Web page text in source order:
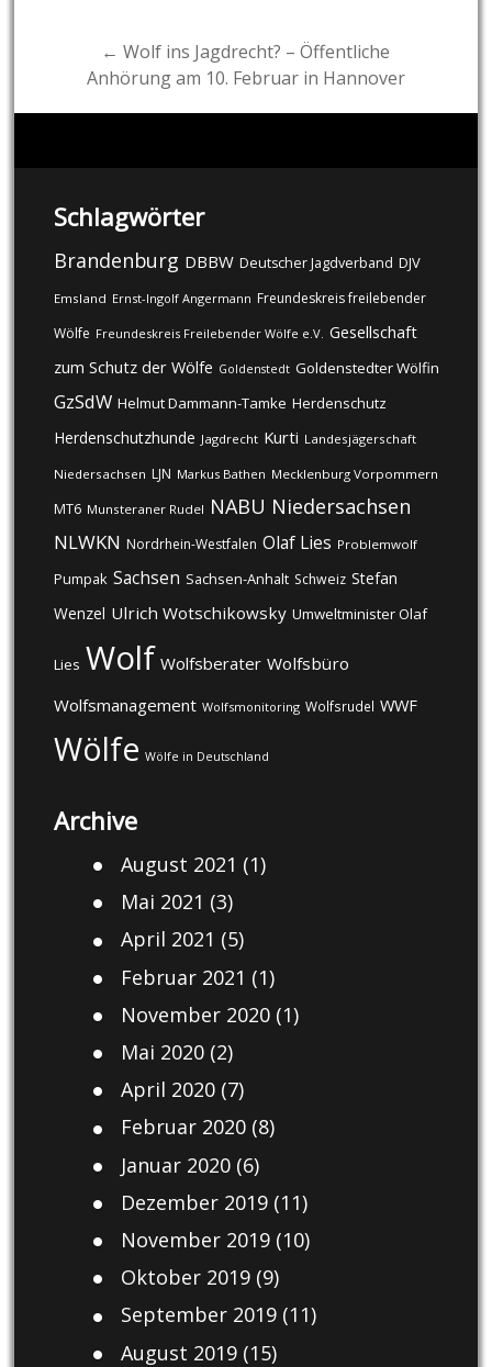
← Wolf ins Jagdrecht? – Öffentliche
Anhörung am 10. Februar in Hannover
Schlagwörter
Brandenburg DBBW Deutscher Jagdverband DJV
Emsland Ernst-Ingolf Angermann Freundeskreis freilebender
Wölfe Freundeskreis Freilebender Wölfe e.V. Gesellschaft
zum Schutz der Wölfe Goldenstedt Goldenstedter Wölfin
GzSdW Helmut Dammann-Tamke Herdenschutz
Herdenschutzhunde Jagdrecht Kurti Landesjägerschaft
Niedersachsen LJN Markus Bathen Mecklenburg Vorpommern
MT6 Munsteraner Rudel NABU Niedersachsen
NLWKN Nordrhein-Westfalen Olaf Lies Problemwolf
Pumpak Sachsen Sachsen-Anhalt Schweiz Stefan
Wenzel Ulrich Wotschikowsky Umweltminister Olaf
Lies Wolf Wolfsberater Wolfsbüro
Wolfsmanagement Wolfsmonitoring Wolfsrudel WWF
Wölfe Wölfe in Deutschland
Archive
August 2021 (1)
Mai 2021 (3)
April 2021 (5)
Februar 2021 (1)
November 2020(1)
Mai 2020(2)
April 2020(7)
Februar 2020(8)
Januar 2020(6)
Dezember 2019(11)
November 2019(10)
Oktober 2019(9)
September 2019(11)
August 2019(15)